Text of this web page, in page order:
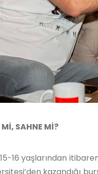
SAHNE Mİ?
16 yaşlarından